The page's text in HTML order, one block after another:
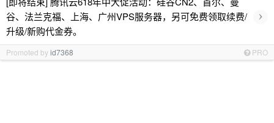
谷、法兰克福、上海、广州VPS服务器，另可免费领取续费/
升级/新购代金券。
›
Promoted byid7368 PRO